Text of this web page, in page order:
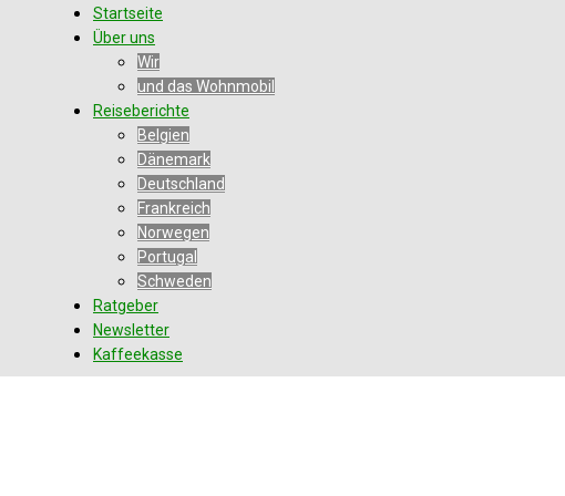
Startseite
Über uns
Wir
und das Wohnmobil
Reiseberichte
Belgien
Dänemark
Deutschland
Frankreich
Norwegen
Portugal
Schweden
Ratgeber
Newsletter
Kaffeekasse